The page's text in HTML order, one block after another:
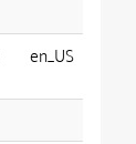
en_US